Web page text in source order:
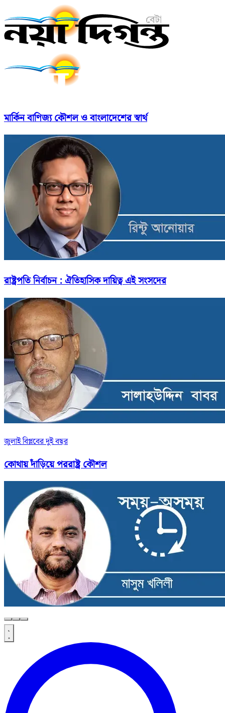
মার্কিন বাণিজ্য কৌশল ও বাংলাদেশের স্বার্থ
রাষ্ট্রপতি নির্বাচন : ঐতিহাসিক দায়িত্ব এই সংসদের
জুলাই বিপ্লবের দুই বছর
কোথায় দাঁড়িয়ে পররাষ্ট্র কৌশল